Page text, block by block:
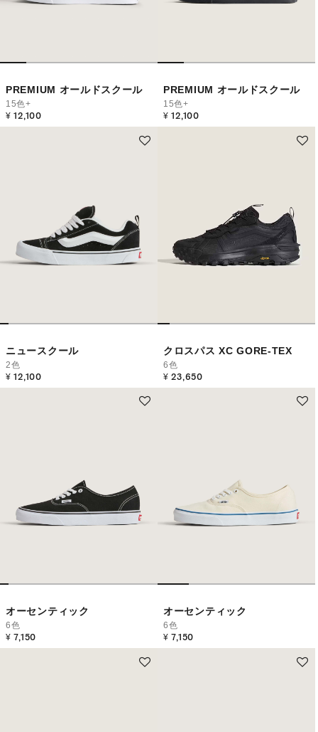
PREMIUM オールドスクール
15色+
¥ 12,100
PREMIUM オールドスクール
15色+
¥ 12,100
ニュースクール
2色
¥ 12,100
クロスパス XC GORE-TEX
6色
¥ 23,650
オーセンティック
6色
¥ 7,150
オーセンティック
6色
¥ 7,150